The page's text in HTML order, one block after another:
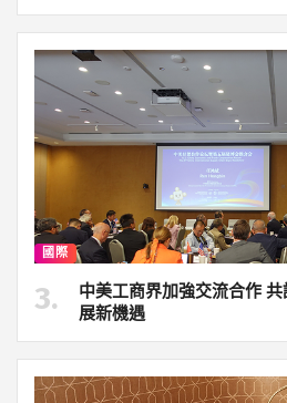
國際
中美工商界加強交流合作
展新機遇